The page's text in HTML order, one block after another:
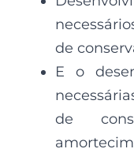
de
E o
de